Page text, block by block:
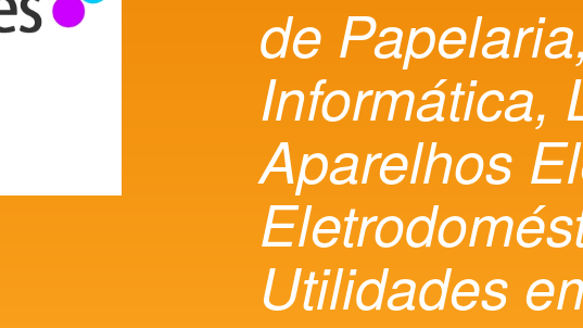
de
Informática,
Aparelhos
Utilidades